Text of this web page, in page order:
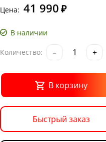
Цена: 41 990 ₽
В наличии
Количество: – +
В корзину
Быстрый заказ